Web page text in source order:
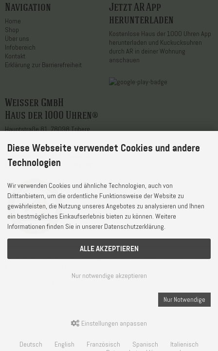
Navigation
Home
Shop
Über uns
Infobereich
Kontakt
Erklärung zur Barrierefreiheit
Jetzt AR App
herunterladen
Kostenlose Haus der 1000 Uhren App
herunterladen und Kuckucksuhren
durch AR in deiner Wohnung
anschauen
Weisser GmbH
Haus der 1000 Uhren®
Hauptstraße 81, 78098 Triberg
Telefon+49 7722 / 9630-0
E-Mailservice@1000uhren.com
Lieferzeit und Versandkosten
Privatsphäre und Datenschutz
© Weisser GmbH - Haus der 1000 Uhren®
Diese Webseite verwendet Cookies und andere
Technologien
Wir verwenden Cookies und ähnliche Technologien, auch von
Drittanbietern, um die ordentliche Funktionsweise der Website zu
gewährleisten, die Nutzung unseres Angebotes zu analysieren und Ihnen
ein bestmögliches Einkaufserlebnis bieten zu können. Weitere
Informationen finden Sie in unserer Datenschutzerklärung.
ALLE AKZEPTIEREN
Nur notwendige akzeptieren
Nur Notwendige
Einstellungen anpassen
Deutsch English Französisch Spanisch
Italienisch